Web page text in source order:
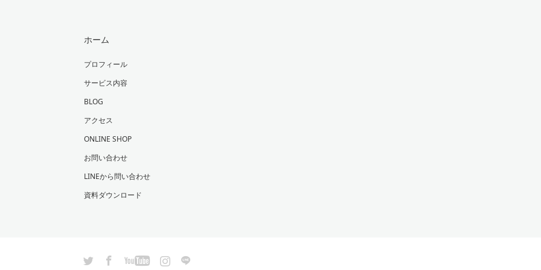
ホーム
プロフィール
サービス内容
BLOG
アクセス
ONLINE SHOP
お問い合わせ
LINEから問い合わせ
資料ダウンロード
Instagram